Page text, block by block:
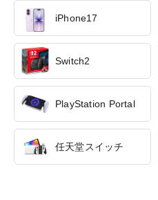
iPhone17
Switch2
PlayStation Portal
任天堂スイッチ